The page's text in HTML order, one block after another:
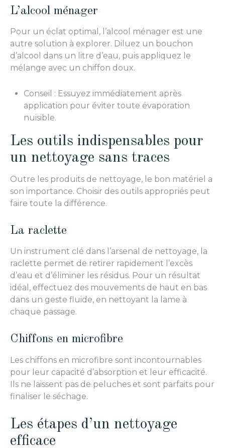
L’alcool ménager
Pour un éclat optimal, l’alcool ménager est une
autre solution à explorer. Diluez un bouchon
d’alcool dans un litre d’eau, puis appliquez le
mélange avec un chiffon doux.
Conseil : Essuyez immédiatement après
application pour éviter toute évaporation
nuisible.
Les outils indispensables pour
un nettoyage sans traces
Outre les produits de nettoyage, le bon matériel a
son importance. Choisir des outils appropriés peut
faire toute la différence.
La raclette
Un instrument clé dans l’arsenal de nettoyage, la
raclette permet de retirer rapidement l’excès
d’eau et d’éliminer les résidus. Pour un résultat
idéal, effectuez des mouvements de haut en bas
dans un geste fluide, en nettoyant la lame à
chaque passage.
Chiffons en microfibre
Les chiffons en microfibre sont incontournables
pour leur capacité d’absorption et leur efficacité.
Ils ne laissent pas de peluches et sont parfaits pour
finaliser le séchage.
Les étapes d’un nettoyage
efficace